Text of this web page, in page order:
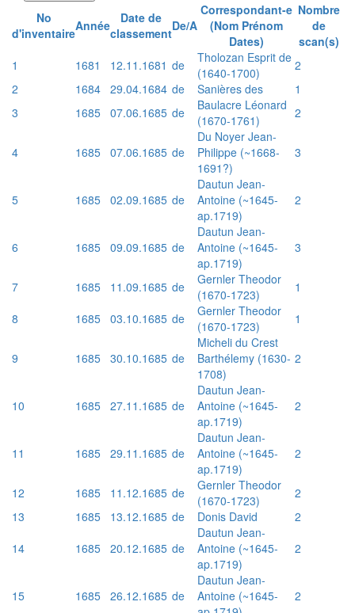
No
d'inventaireAnnée
Date de
classementDe/A
Correspondant-e
(Nom Prénom
Dates)
Nombre
de
scan(s)
1
1681 12.11.1681 de
Tholozan Esprit de
(1640-1700)
2
2
1684 29.04.1684 de Sanières des
1
3
1685 07.06.1685 de
Baulacre Léonard
(1670-1761)
2
4 1685 07.06.1685 de
Du Noyer Jean-
Philippe (~1668-
1691?)
3
5 1685 02.09.1685 de
Dautun Jean-
Antoine (~1645-
ap.1719)
2
6 1685 09.09.1685 de
Dautun Jean-
Antoine (~1645-
ap.1719)
3
7 1685 11.09.1685 de
Gernler Theodor
(1670-1723)
1
8
1685 03.10.1685 de
Gernler Theodor
(1670-1723)
1
9 1685 30.10.1685 de
Micheli du Crest
Barthélemy (1630-
1708)
2
10 1685 27.11.1685 de
Dautun Jean-
Antoine (~1645-
ap.1719)
2
11 1685 29.11.1685 de
Dautun Jean-
Antoine (~1645-
ap.1719)
2
12 1685 11.12.1685 de
Gernler Theodor
(1670-1723)
2
13
1685 13.12.1685 de Donis David
2
14
1685 20.12.1685 de
Dautun Jean-
Antoine (~1645-
ap.1719)
2
15 1685 26.12.1685 de
Dautun Jean-
Antoine (~1645-
2